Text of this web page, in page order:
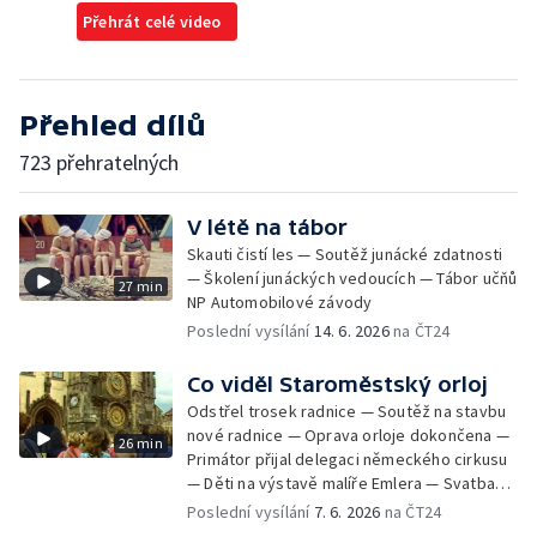
Přehrát celé video
Přehled dílů
723 přehratelných
27 min
V létě na tábor
Skauti čistí les — Soutěž junácké zdatnosti
— Školení junáckých vedoucích — Tábor učňů
NP Automobilové závody
Poslední vysílání14. 6. 2026na ČT24
26 min
Co viděl Staroměstský orloj
Odstřel trosek radnice — Soutěž na stavbu
nové radnice — Oprava orloje dokončena —
Primátor přijal delegaci německého cirkusu
— Děti na výstavě malíře Emlera — Svatba
Miloše Kopeckého — Prohlídka a oprava
Poslední vysílání 7. 6. 2026 na ČT24